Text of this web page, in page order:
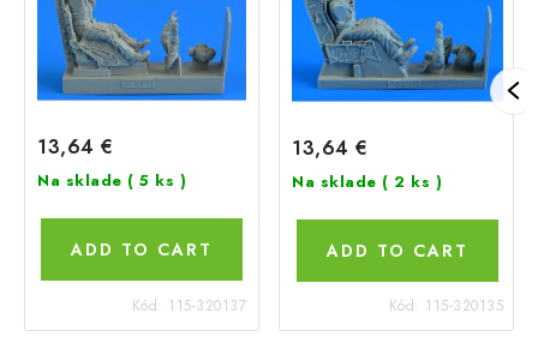
13,64 €
Na sklade ( 5 ks )
ADD TO CART
Kód: 115-320137
13,64 €
Na sklade ( 2 ks )
ADD TO CART
Kód: 115-320135